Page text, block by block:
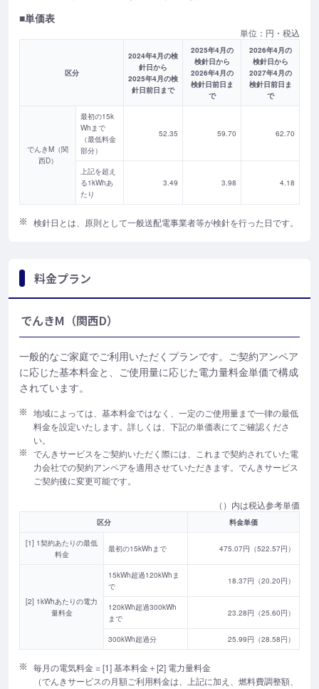
■単価表
単位：円・税込
区分
2024年4月の検
針日から
2025年4月の検
針日前日まで
2025年4月の
検針日から
2026年4月の
検針日前日ま
で
2026年4月の
検針日から
2027年4月の
検針日前日ま
で
でんきM（関
西D）
最初の15k
Whまで
（最低料金
部分）
52.35 59.70 62.70
上記を超え
る1kWhあ
たり
3.49 3.98 4.18
検針日とは、原則として一般送配電事業者等が検針を行った日です。
料金プラン
でんきM（関西D）
一般的なご家庭でご利用いただくプランです。ご契約アンペア
に応じた基本料金と、ご使用量に応じた電力量料金単価で構成
されています。
地域によっては、基本料金ではなく、一定のご使用量まで一律の最低
料金を設定いたします。詳しくは、下記の単価表にてご確認くださ
い。
でんきサービスをご契約いただく際には、これまで契約されていた電
力会社での契約アンペアを適用させていただきます。でんきサービス
ご契約後に変更可能です。
（）内は税込参考単価
区分 料金単価
[1] 1契約あたりの最低
料金
最初の15kWhまで 475.07円（522.57円）
[2] 1kWhあたりの電力
量料金
15kWh超過120kWhま
で
18.37円（20.20円）
120kWh超過300kWh
まで
23.28円（25.60円）
300kWh超過分 25.99円（28.58円）
毎月の電気料金 = [1] 基本料金＋[2] 電力量料金
（でんきサービスの月額ご利用料金は、上記に加え、燃料費調整額、